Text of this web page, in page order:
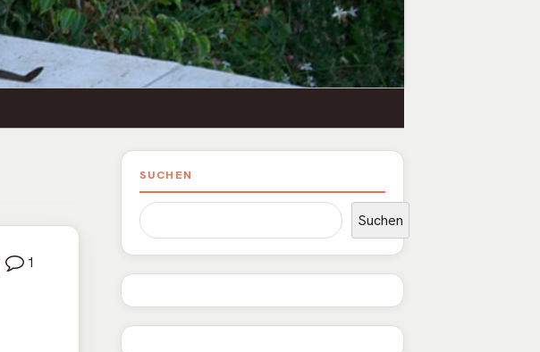
1
Haupt-
Seitenleiste
SUCHEN
Suchen